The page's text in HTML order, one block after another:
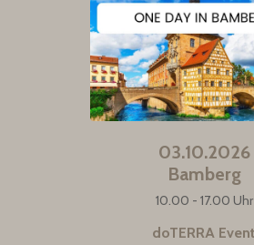
03.10.2026
Bamberg
10.00 - 17.00 Uhr
doTERRA Event